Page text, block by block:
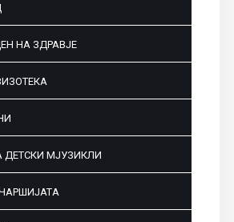
НА ЗДРАВЈЕ
ДЕТСКИ МЈУЗИКЛИ